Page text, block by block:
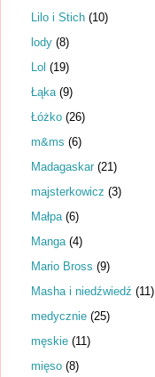
Lilo i Stich (10)
lody (8)
Lol (19)
Łąka (9)
Łóżko (26)
m&ms (6)
Madagaskar (21)
majsterkowicz (3)
Małpa (6)
Manga (4)
Mario Bross (9)
Masha i niedźwiedź (11)
medycznie (25)
męskie (11)
mięso (8)